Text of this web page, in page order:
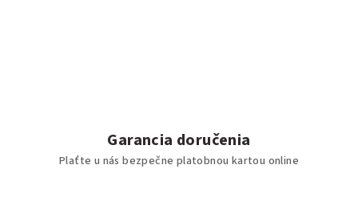
Garancia doručenia
Plaťte u nás bezpečne platobnou kartou online